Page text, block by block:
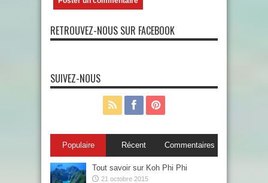
RETROUVEZ-NOUS SUR FACEBOOK
SUIVEZ-NOUS
Populaire Récent Commentaires
Tout savoir sur Koh Phi Phi
21 octobre 2015